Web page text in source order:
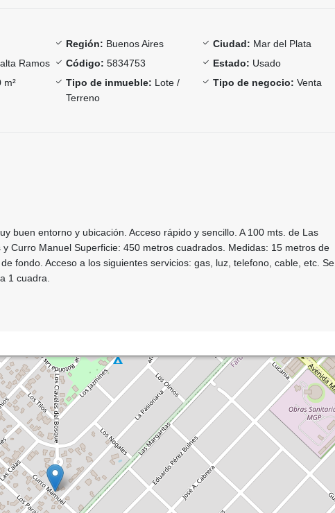
Región: Buenos Aires Ciudad: Mar del Plata
Ramos Código: 5834753 Estado: Usado
m² Tipo de inmueble: Lote /
Terreno
Tipo de negocio: Venta
buen entorno y ubicación. Acceso rápido y sencillo. A 100 mts. de Las
y Curro Manuel Superficie: 450 metros cuadrados. Medidas: 15 metros de
fondo. Acceso a los siguientes servicios: gas, luz, telefono, cable, etc. Se
1 cuadra.